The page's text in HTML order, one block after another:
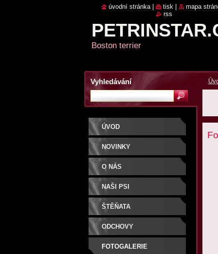
Boston terrier
ÚVOD
NOVINKY
O NÁS
NAŠI PSI
ŠTĚŇATA
ODCHOVY
FOTOGALERIE
Vyhledávání
úvodní stránka tisk
mapa
rss